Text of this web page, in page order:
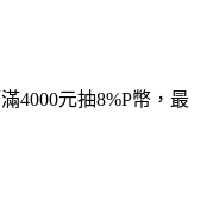
4000元抽8%P幣，最